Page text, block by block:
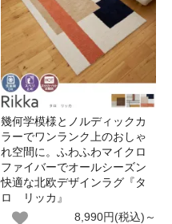
幾何学模様とノルディックカ
ラーでワンランク上のおしゃ
れ空間に。ふわふわマイクロ
ファイバーでオールシーズン
快適な北欧デザインラグ『タ
ロ リッカ』
8,990円(税込)～